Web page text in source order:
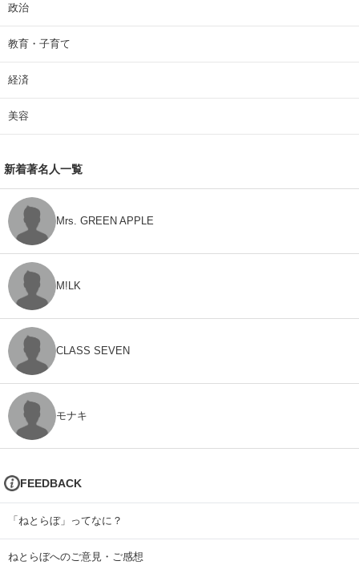
政治
教育・子育て
経済
美容
新着著名人一覧
Mrs. GREEN APPLE
M!LK
CLASS SEVEN
モナキ
FEEDBACK
「ねとらぼ」ってなに？
ねとらぼへのご意見・ご感想